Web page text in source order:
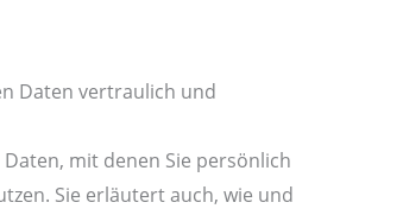
Daten vertraulich und
mit denen Sie persönlich
Sie erläutert auch, wie und